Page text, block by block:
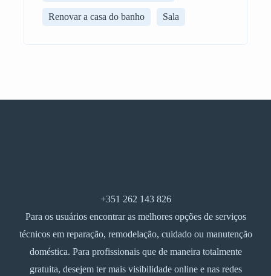
Renovar a casa do banho Sala
+351 262 143 826
Para os usuários encontrar as melhores opções de serviços
técnicos em reparação, remodelação, cuidado ou manutenção
doméstica. Para profissionais que de maneira totalmente
gratuita, desejem ter mais visibilidade online e nas redes